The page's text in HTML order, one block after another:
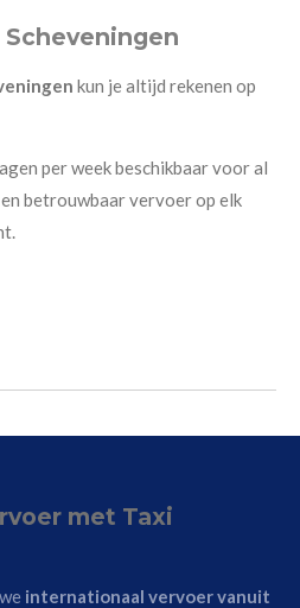
kun je altijd rekenen op
per week beschikbaar voor al
betrouwbaar vervoer op elk
met Taxi
internationaal vervoer vanuit